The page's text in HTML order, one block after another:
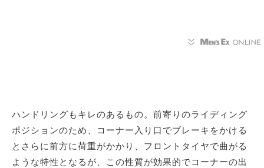
ハンドリングもキレのあるもの。前寄りのライディング
ポジションのため、コーナー入り口でブレーキをかける
とさらに前方に荷重がかかり、フロントタイヤで曲がる
ような特性となるが、この性質が効果的でコーナーの出